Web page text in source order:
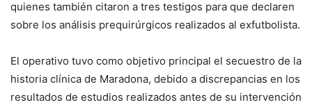
quienes también citaron a tres testigos para que declaren
sobre los análisis prequirúrgicos realizados al exfutbolista.
El operativo tuvo como objetivo principal el secuestro de la
historia clínica de Maradona, debido a discrepancias en los
resultados de estudios realizados antes de su intervención